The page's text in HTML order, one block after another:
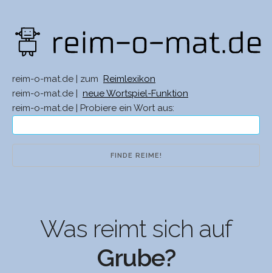
reim-o-mat.de | zum
Reimlexikon
reim-o-mat.de |
neue Wortspiel-Funktion
reim-o-mat.de | Probiere ein Wort aus:
Was reimt sich auf
Grube?